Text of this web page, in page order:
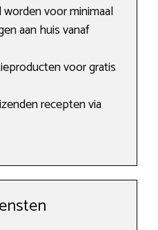
voor minimaal
aan huis vanaf
voor gratis
recepten via